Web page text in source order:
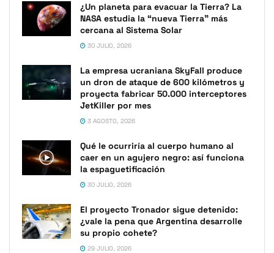
¿Un planeta para evacuar la Tierra? La
NASA estudia la “nueva Tierra” más
cercana al Sistema Solar
30 JULIO, 2026
La empresa ucraniana SkyFall produce
un dron de ataque de 600 kilómetros y
proyecta fabricar 50.000 interceptores
JetKiller por mes
3 AGOSTO, 2026
Qué le ocurriría al cuerpo humano al
caer en un agujero negro: así funciona
la espaguetificación
30 JULIO, 2026
El proyecto Tronador sigue detenido:
¿vale la pena que Argentina desarrolle
su propio cohete?
29 JULIO, 2026